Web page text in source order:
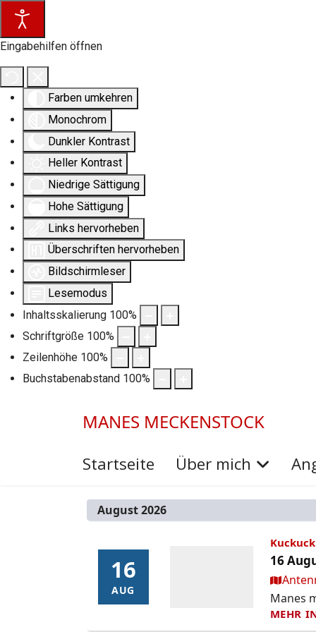
Eingabehilfen öffnen
Farben umkehren
Monochrom
Dunkler Kontrast
Heller Kontrast
Niedrige Sättigung
Hohe Sättigung
Links hervorheben
Überschriften hervorheben
Bildschirmleser
Lesemodus
Inhaltsskalierung 100%
Schriftgröße 100%
Zeilenhöhe 100%
Buchstabenabstand 100%
MANES MECKENSTOCK
Startseite Über mich
August 2026
16
AUG
16
AUG
16
Ort:
Manes
MEHR